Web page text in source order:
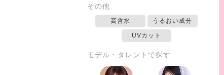
その他
高含水 うるおい成分
UVカット
モデル・タレントで探す